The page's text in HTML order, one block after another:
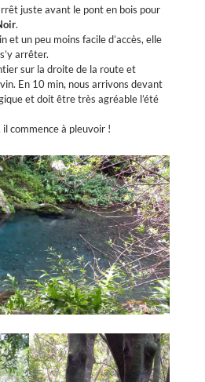
juste avant le pont en bois pour
.
et un peu moins facile d’accès, elle
arrêter.
sur la droite de la route et
En 10 min, nous arrivons devant
et doit être très agréable l’été
il commence à pleuvoir !